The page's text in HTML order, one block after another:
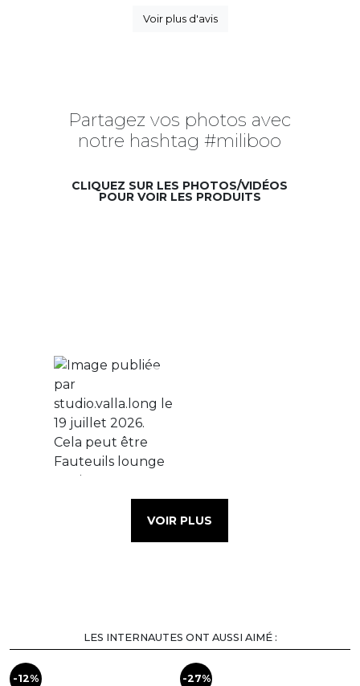
Voir plus d'avis
Partagez vos photos avec
notre hashtag #miliboo
CLIQUEZ SUR LES PHOTOS/VIDÉOS
POUR VOIR LES PRODUITS
VOIR PLUS
LES INTERNAUTES ONT AUSSI AIMÉ :
-12% -27%